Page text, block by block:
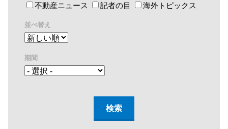
不動産ニュース 記者の目 海外トピックス
並べ替え
期間